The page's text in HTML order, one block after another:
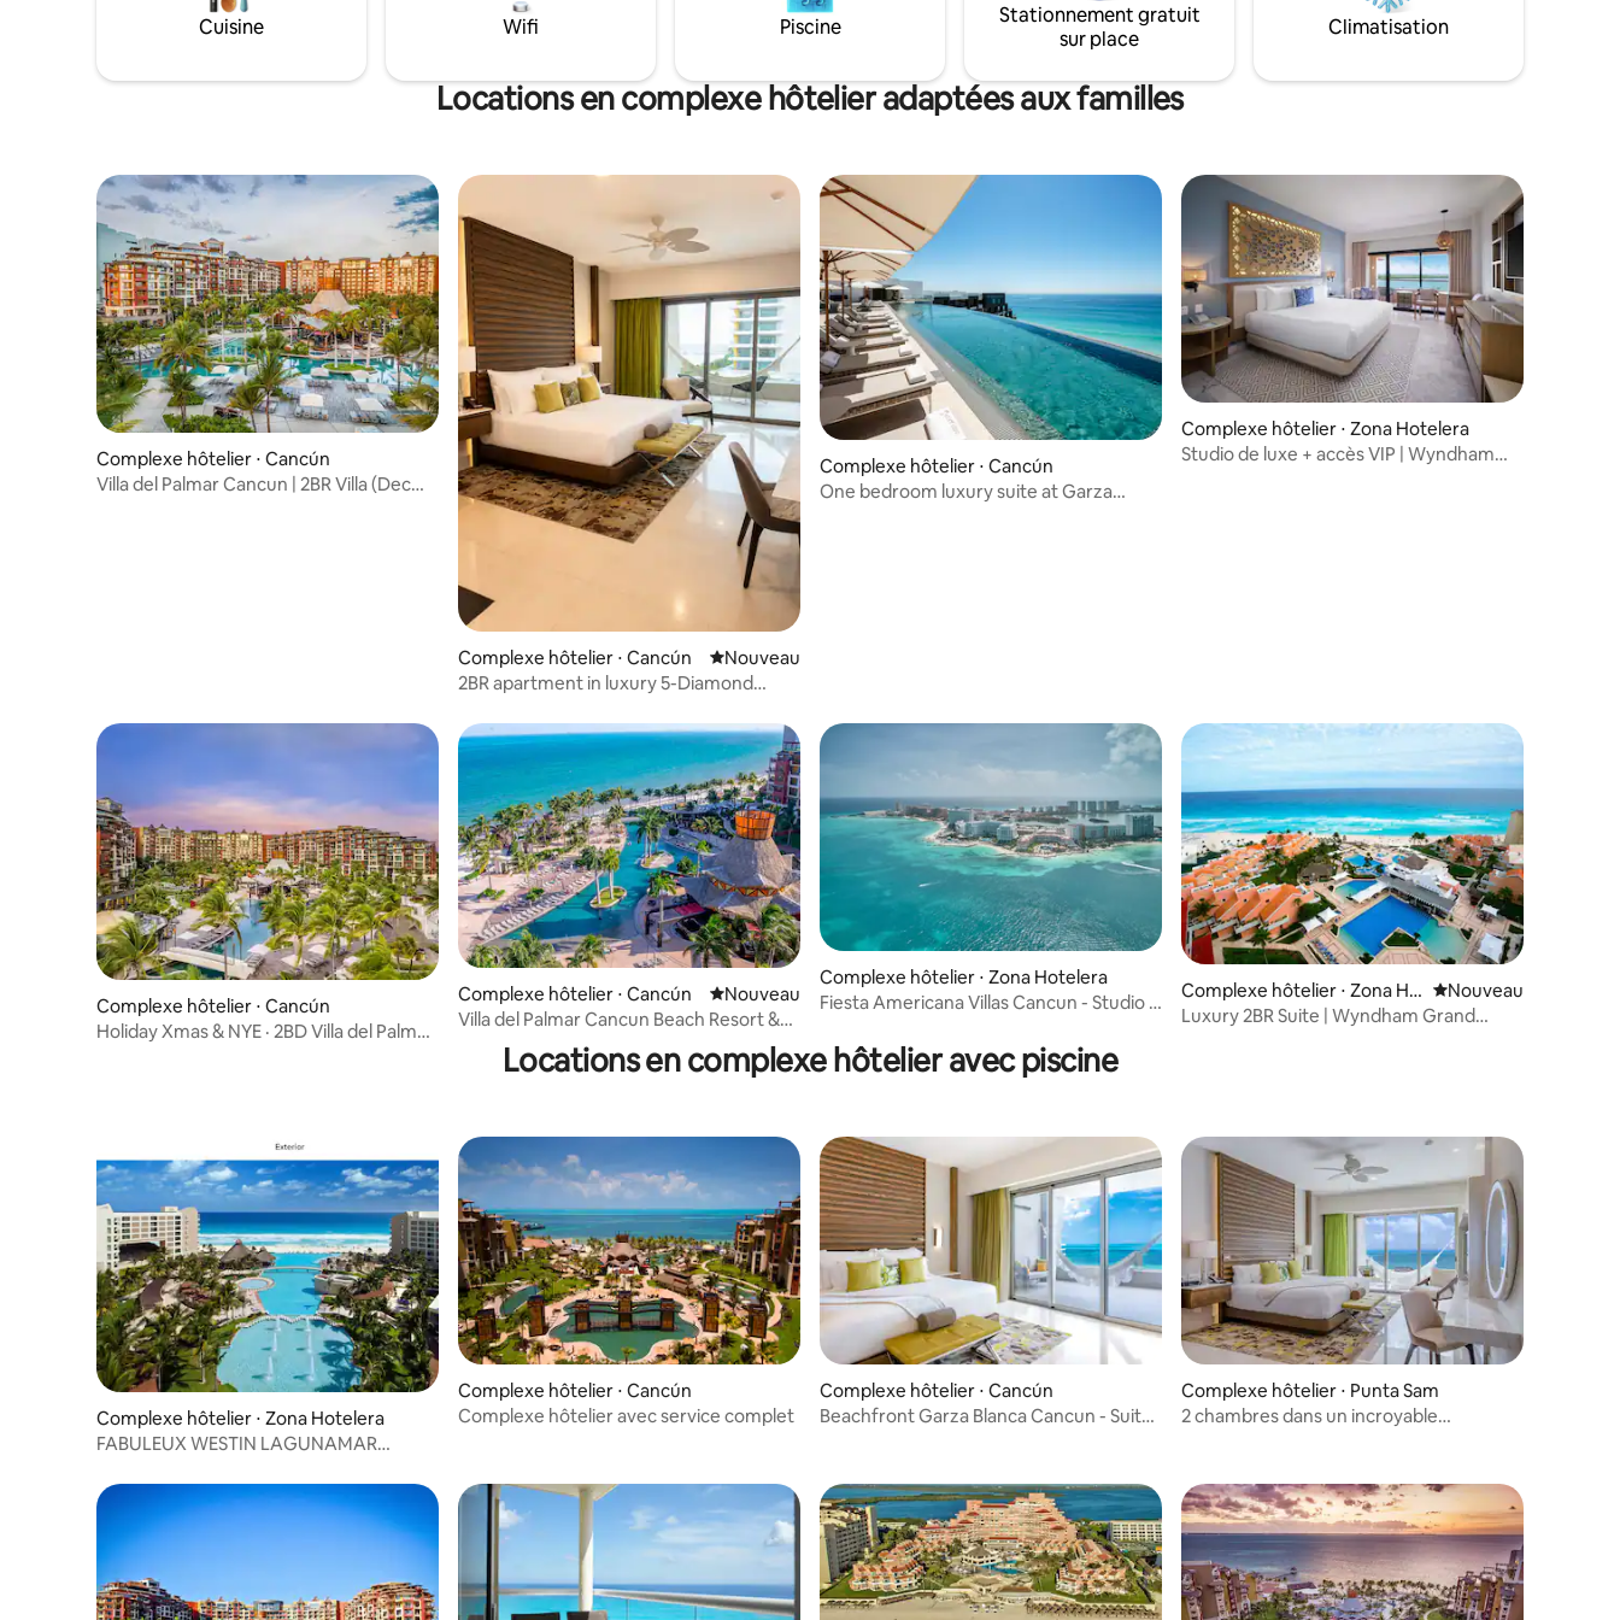
de 1 500 commentaires cinq étoiles
Service ✔️ haut de gamme ⚠️ Infos
hôtelier réservé aux adultes. Les
des dates, de la chambre disponible et du
nombre de voyageurs. Je me ferai un
dates. IMPORTANT : le jacuzzi dépend de
la disponibilité
day. Contact me for more details.
Cuisine Wifi Piscine
Stationnement gratuit
sur place
Climatisation
Locations en complexe hôtelier adaptées aux familles
Complexe hôtelier ⋅ Cancún
Villa del Palmar Cancun | 2BR Villa (Dec
Complexe hôtelier ⋅ Cancún Nouvel hébergement
Nouveau
2BR apartment in luxury 5-Diamond
Complexe hôtelier ⋅ Cancún
One bedroom luxury suite at Garza
Complexe hôtelier ⋅ Zona Hotelera
Studio de luxe + accès VIP | Wyndham
Complexe hôtelier ⋅ Cancún
Holiday Xmas & NYE · 2BD Villa del Palmar
Complexe hôtelier ⋅ Cancún Nouvel hébergement
Nouveau
Villa del Palmar Cancun Beach Resort &
Spa, Cancun
Complexe hôtelier ⋅ Zona Hotelera
Fiesta Americana Villas Cancun - Studio -
Complexe hôtelier ⋅ Zona Ho
telera
Nouvel hébergement
Nouveau
Luxury 2BR Suite | Wyndham Grand
Locations en complexe hôtelier avec piscine
Complexe hôtelier ⋅ Zona Hotelera
FABULEUX WESTIN LAGUNAMAR
Complexe hôtelier ⋅ Cancún
Complexe hôtelier avec service complet
Complexe hôtelier ⋅ Cancún
Beachfront Garza Blanca Cancun - Suite
Complexe hôtelier ⋅ Punta Sam
2 chambres dans un incroyable